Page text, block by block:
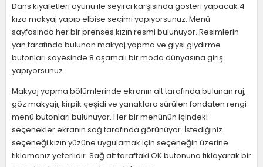
Dans kıyafetleri oyunu ile seyirci karşısında gösteri yapacak 4
kıza makyaj yapıp elbise seçimi yapıyorsunuz. Menü
sayfasında her bir prenses kızın resmi bulunuyor. Resimlerin
yan tarafında bulunan makyaj yapma ve giysi giydirme
butonları sayesinde 8 aşamalı bir moda dünyasına giriş
yapıyorsunuz.
Makyaj yapma bölümlerinde ekranın alt tarafında bulunan ruj,
göz makyajı, kirpik çeşidi ve yanaklara sürülen fondaten rengi
menü butonları bulunuyor. Her bir menünün içindeki
seçenekler ekranın sağ tarafında görünüyor. İstediğiniz
seçeneği kızın yüzüne uygulamak için seçeneğin üzerine
tıklamanız yeterlidir. Sağ alt taraftaki OK butonuna tıklayarak bir